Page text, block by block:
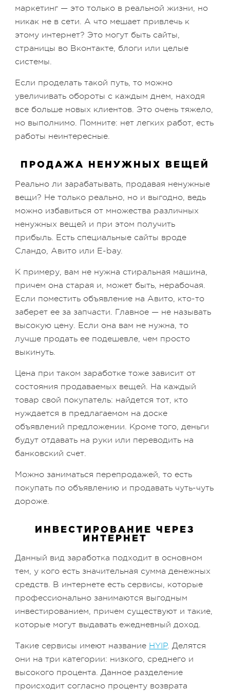
маркетинг — это только в реальной жизни, но
никак не в сети. А что мешает привлечь к
этому интернет? Это могут быть сайты,
страницы во Вконтакте, блоги или целые
системы.
Если проделать такой путь, то можно
увеличивать обороты с каждым днем, находя
все больше новых клиентов. Это очень тяжело,
но выполнимо. Помните: нет легких работ, есть
работы неинтересные.
ПРОДАЖА НЕНУЖНЫХ ВЕЩЕЙ
Реально ли зарабатывать, продавая ненужные
вещи? Не только реально, но и выгодно, ведь
можно избавиться от множества различных
ненужных вещей и при этом получить
прибыль. Есть специальные сайты вроде
Сландо, Авито или E-bay.
К примеру, вам не нужна стиральная машина,
причем она старая и, может быть, нерабочая.
Если поместить объявление на Авито, кто-то
заберет ее за запчасти. Главное — не называть
высокую цену. Если она вам не нужна, то
лучше продать ее подешевле, чем просто
выкинуть.
Цена при таком заработке тоже зависит от
состояния продаваемых вещей. На каждый
товар свой покупатель: найдется тот, кто
нуждается в предлагаемом на доске
объявлений предложении. Кроме того, деньги
будут отдавать на руки или переводить на
банковский счет.
Можно заниматься перепродажей, то есть
покупать по объявлению и продавать чуть-чуть
дороже.
ИНВЕСТИРОВАНИЕ ЧЕРЕЗ
ИНТЕРНЕТ
Данный вид заработка подходит в основном
тем, у кого есть значительная сумма денежных
средств. В интернете есть сервисы, которые
профессионально занимаются выгодным
инвестированием, причем существуют и такие,
которые могут выдавать ежедневный доход.
Такие сервисы имеют название HYIP. Делятся
они на три категории: низкого, среднего и
высокого процента. Данное разделение
происходит согласно проценту возврата